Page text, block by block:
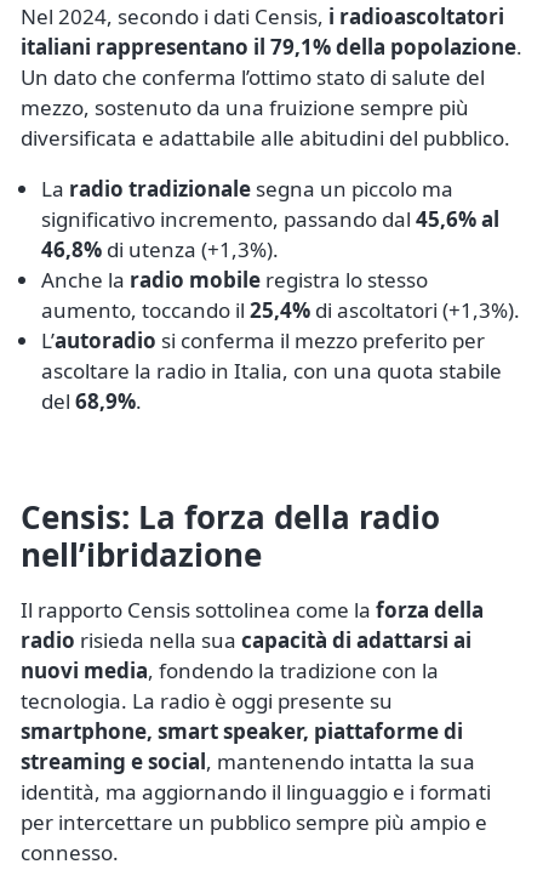
Nel 2024, secondo i dati Censis, i radioascoltatori
italiani rappresentano il 79,1% della popolazione.
Un dato che conferma l’ottimo stato di salute del
mezzo, sostenuto da una fruizione sempre più
diversificata e adattabile alle abitudini del pubblico.
La radio tradizionale segna un piccolo ma
significativo incremento, passando dal 45,6% al
46,8% di utenza (+1,3%).
Anche la radio mobile registra lo stesso
aumento, toccando il 25,4% di ascoltatori (+1,3%).
L’autoradio si conferma il mezzo preferito per
ascoltare la radio in Italia, con una quota stabile
del 68,9%.
Censis: La forza della radio
nell’ibridazione
Il rapporto Censis sottolinea come la forza della
radio risieda nella sua capacità di adattarsi ai
nuovi media, fondendo la tradizione con la
tecnologia. La radio è oggi presente su
smartphone, smart speaker, piattaforme di
streaming e social, mantenendo intatta la sua
identità, ma aggiornando il linguaggio e i formati
per intercettare un pubblico sempre più ampio e
connesso.